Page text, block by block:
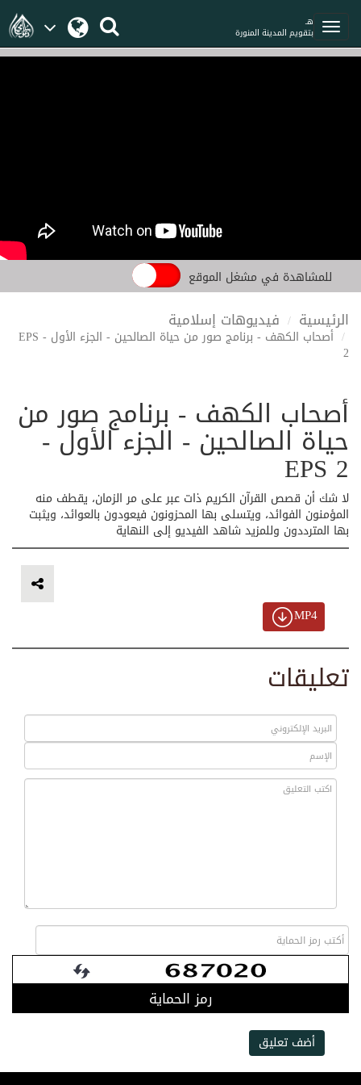
هـ
بتقويم المدينة المنورة
للمشاهدة في مشغل الموقع
الرئيسية فيديوهات إسلامية
أصحاب الكهف - برنامج صور من حياة الصالحين - الجزء الأول - EPS
2
أصحاب الكهف - برنامج صور من
حياة الصالحين - الجزء الأول -
EPS 2
لا شك أن قصص القرآن الكريم ذات عبر على مر الزمان، يقطف منه
المؤمنون الفوائد، ويتسلى بها المحزونون فيعودون بالعوائد، ويثبت
بها المترددون وللمزيد شاهد الفيديو إلى النهاية
MP4
تعليقات
رمز الحماية
أضف تعليق